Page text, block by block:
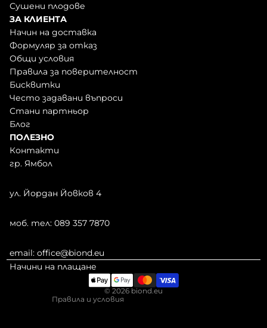
Сушени плодове
ЗА КЛИЕНТА
Начин на доставка
Формуляр за отказ
Общи условия
Правила за поверителност
Бисквитки
Често задавани въпроси
Стани партньор
Блог
ПОЛЕЗНО
Контакти
гр. Ямбол
ул. Йордан Йовков 4
моб. тел: 089 357 7870
email: office@biond.eu
Начини на плащане
© 2026 biond.eu
Правила и условия
за повелителност
за извършване на доставка
за възстановяване на суми